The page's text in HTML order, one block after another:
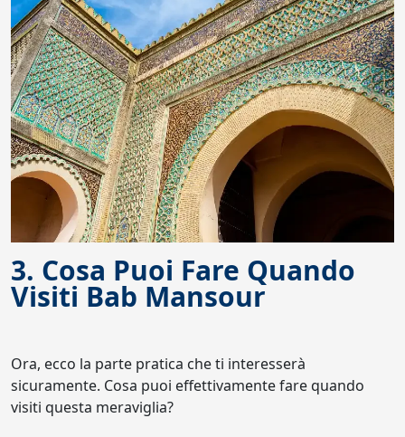
3. Cosa Puoi Fare Quando
Visiti Bab Mansour
Ora, ecco la parte pratica che ti interesserà
sicuramente. Cosa puoi effettivamente fare quando
visiti questa meraviglia?